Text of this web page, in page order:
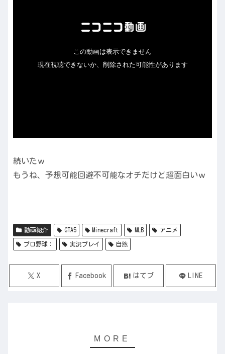
続いたｗ
もうね、予想可能回避不可能なオチだけど超面白いｗ
動画紹介 GTA5 Minecraft MLB アニメ
プロ野球： 実況プレイ 自然
X Facebook はてブ LINE